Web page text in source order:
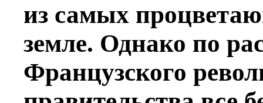
из самых
земле. Однако по
Французского